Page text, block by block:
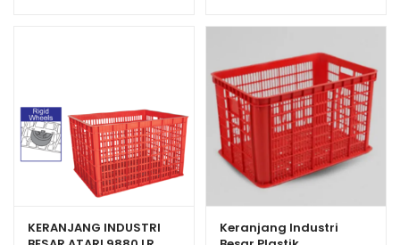
KERANJANG INDUSTRI
Keranjang Industri